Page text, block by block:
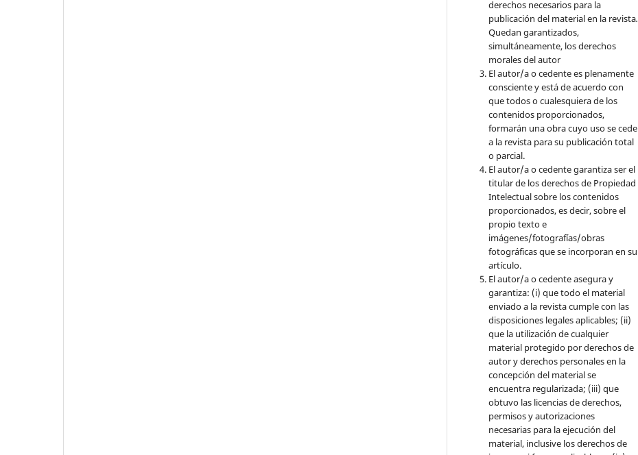
derechos necesarios para la
publicación del material en la revista.
Quedan garantizados,
simultáneamente, los derechos
morales del autor
El autor/a o cedente es plenamente
consciente y está de acuerdo con
que todos o cualesquiera de los
contenidos proporcionados,
formarán una obra cuyo uso se cede
a la revista para su publicación total
o parcial.
El autor/a o cedente garantiza ser el
titular de los derechos de Propiedad
Intelectual sobre los contenidos
proporcionados, es decir, sobre el
propio texto e
imágenes/fotografías/obras
fotográficas que se incorporan en su
artículo.
El autor/a o cedente asegura y
garantiza: (i) que todo el material
enviado a la revista cumple con las
disposiciones legales aplicables; (ii)
que la utilización de cualquier
material protegido por derechos de
autor y derechos personales en la
concepción del material se
encuentra regularizada; (iii) que
obtuvo las licencias de derechos,
permisos y autorizaciones
necesarias para la ejecución del
material, inclusive los derechos de